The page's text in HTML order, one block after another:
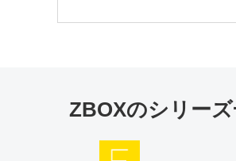
ZBOXのシリー